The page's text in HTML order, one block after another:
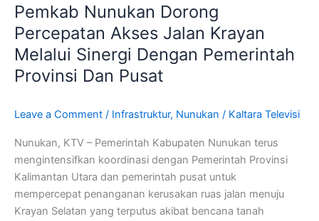
Pemkab Nunukan Dorong
Percepatan Akses Jalan Krayan
Melalui Sinergi Dengan Pemerintah
Provinsi Dan Pusat
Leave a Comment / Infrastruktur, Nunukan / Kaltara Televisi
Nunukan, KTV – Pemerintah Kabupaten Nunukan terus
mengintensifkan koordinasi dengan Pemerintah Provinsi
Kalimantan Utara dan pemerintah pusat untuk
mempercepat penanganan kerusakan ruas jalan menuju
Krayan Selatan yang terputus akibat bencana tanah
Dorong
Percepatan
Akses
Jalan
Krayan
Sinergi
Pemerintah
Provinsi
Dan
Pusat